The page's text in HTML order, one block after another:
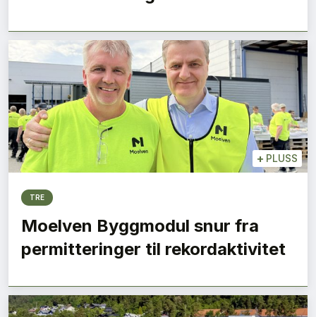
+ PLUSS
TRE
Moelven Byggmodul snur fra
permitteringer til rekordaktivitet